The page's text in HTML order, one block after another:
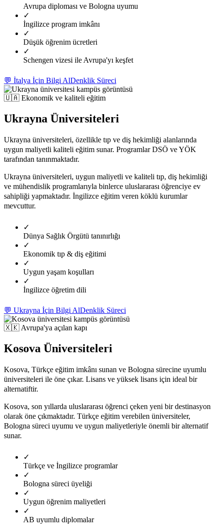
Avrupa diploması ve Bologna uyumu
✓
İngilizce program imkânı
✓
Düşük öğrenim ücretleri
✓
Schengen vizesi ile Avrupa'yı keşfet
💬 İtalya İçin Bilgi AlDenklik Süreci
🇺🇦 Ekonomik ve kaliteli eğitim
Ukrayna Üniversiteleri
Ukrayna üniversiteleri, özellikle tıp ve diş hekimliği alanlarında
uygun maliyetli kaliteli eğitim sunar. Programlar DSÖ ve YÖK
tarafından tanınmaktadır.
Ukrayna üniversiteleri, uygun maliyetli ve kaliteli tıp, diş hekimliği
ve mühendislik programlarıyla binlerce uluslararası öğrenciye ev
sahipliği yapmaktadır. İngilizce eğitim veren köklü kurumlar
mevcuttur.
✓
Dünya Sağlık Örgütü tanınırlığı
✓
Ekonomik tıp & diş eğitimi
✓
Uygun yaşam koşulları
✓
İngilizce öğretim dili
💬 Ukrayna İçin Bilgi AlDenklik Süreci
🇽🇰 Avrupa'ya açılan kapı
Kosova Üniversiteleri
Kosova, Türkçe eğitim imkânı sunan ve Bologna sürecine uyumlu
üniversiteleri ile öne çıkar. Lisans ve yüksek lisans için ideal bir
alternatiftir.
Kosova, son yıllarda uluslararası öğrenci çeken yeni bir destinasyon
olarak öne çıkmaktadır. Türkçe eğitim verebilen üniversiteler,
Bologna süreci uyumu ve uygun maliyetleriyle önemli bir alternatif
sunar.
✓
Türkçe ve İngilizce programlar
✓
Bologna süreci üyeliği
✓
Uygun öğrenim maliyetleri
✓
AB uyumlu diplomalar